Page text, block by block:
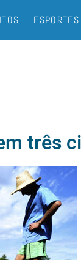
ESPORTES
três